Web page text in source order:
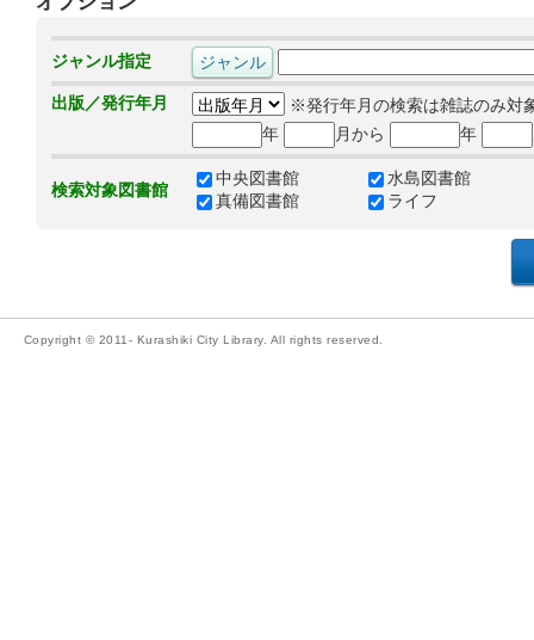
ジャンル指定
出版／発行年月
※発行年月の検索は雑誌のみ対
年
月から 年
検索対象図書館
中央図書館
水島図書館
真備図書館
ライフ
Copyright © 2011- Kurashiki City Library. All rights reserved.